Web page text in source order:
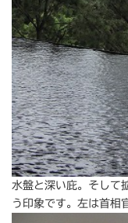
水盤と深い庇。そして
う印象です。左は首相